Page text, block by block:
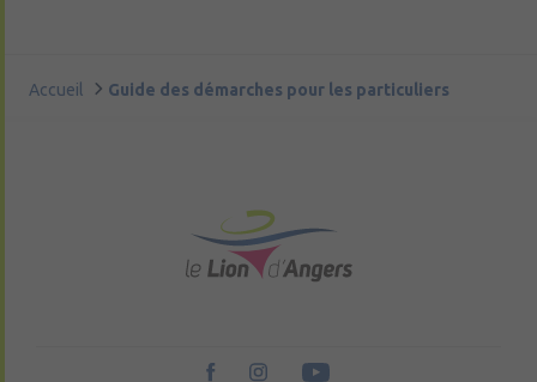
Accueil Guide des démarches pour les particuliers